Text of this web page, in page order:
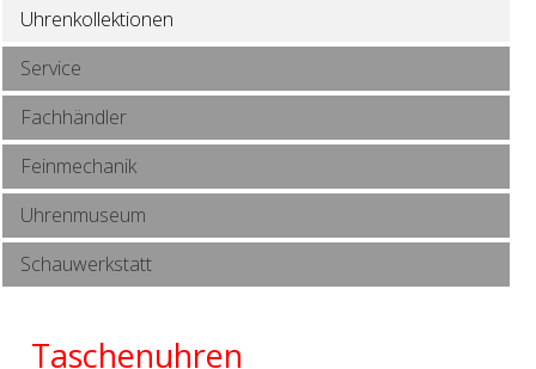
Uhrenkollektionen
Service
Fachhändler
Feinmechanik
Uhrenmuseum
Schauwerkstatt
Taschenuhren